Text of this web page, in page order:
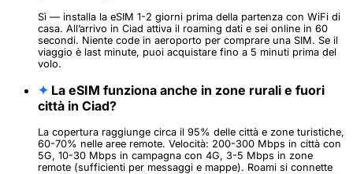
Sì — installa la eSIM 1-2 giorni prima della partenza con WiFi di
casa. All’arrivo in Ciad attiva il roaming dati e sei online in 60
secondi. Niente code in aeroporto per comprare una SIM. Se il
viaggio è last minute, puoi acquistare fino a 5 minuti prima del
volo.
✦ La eSIM funziona anche in zone rurali e fuori
città in Ciad?
La copertura raggiunge circa il 95% delle città e zone turistiche,
60-70% nelle aree remote. Velocità: 200-300 Mbps in città con
5G, 10-30 Mbps in campagna con 4G, 3-5 Mbps in zone
remote (sufficienti per messaggi e mappe). Roami si connette